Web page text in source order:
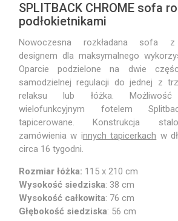
SPLITBACK CHROME sofa
podłokietnikami
Nowoczesna rozkładana sofa z
designem dla maksymalnego
Oparcie podzielone na dwie
samodzielnej regulacji do jednej z
relaksu lub łóżka.
wielofunkcyjnym fotelem
tapicerowane. Konstrukcja
zamówienia w innych tapicerkach w
circa 16 tygodni.
Rozmiar łóżka: 115 x 210 cm
Wysokość siedziska: 38 cm
Wysokość całkowita: 76 cm
Głębokość siedziska: 56 cm